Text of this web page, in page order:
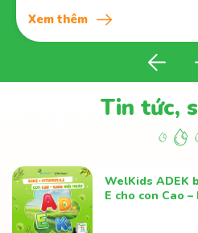
thêm
Tin tức,
WelKids ADEK
E cho con Cao